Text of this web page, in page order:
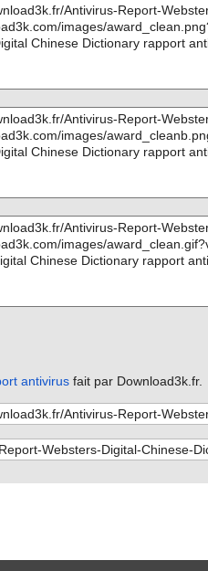
antivirusfait par Download3k.fr.